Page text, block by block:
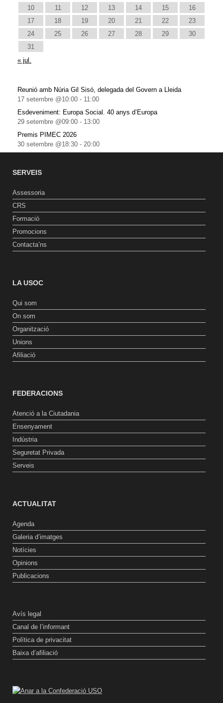
10
11 12 13 14 15
16
17
18 19 20 21 22
23
24
25 26 27 28 29
30
31
« jul.
Reunió amb Núria Gil Sisó, delegada del Govern a Lleida
17 setembre @10:00 - 11:00
Esdeveniment: Europa Social. 40 anys d’Europa
29 setembre @09:00 - 13:00
Premis PIMEC 2026
30 setembre @18:30 - 20:00
SERVEIS
Assessoria
CRS
Formació
Promocions
Contacta’ns
LA USOC
Qui som
On som
Organització
Unions
Afiliació
FEDERACIONS
Atenció a la Ciutadania
Ensenyament
Indústria
Seguretat Privada
Serveis
ACTUALITAT
Agenda
Galeria d’imatges
Notícies
Opinions
Publicacions
Avís legal
Canal de l’informant
Política de privacitat
Baixa d’afiliació